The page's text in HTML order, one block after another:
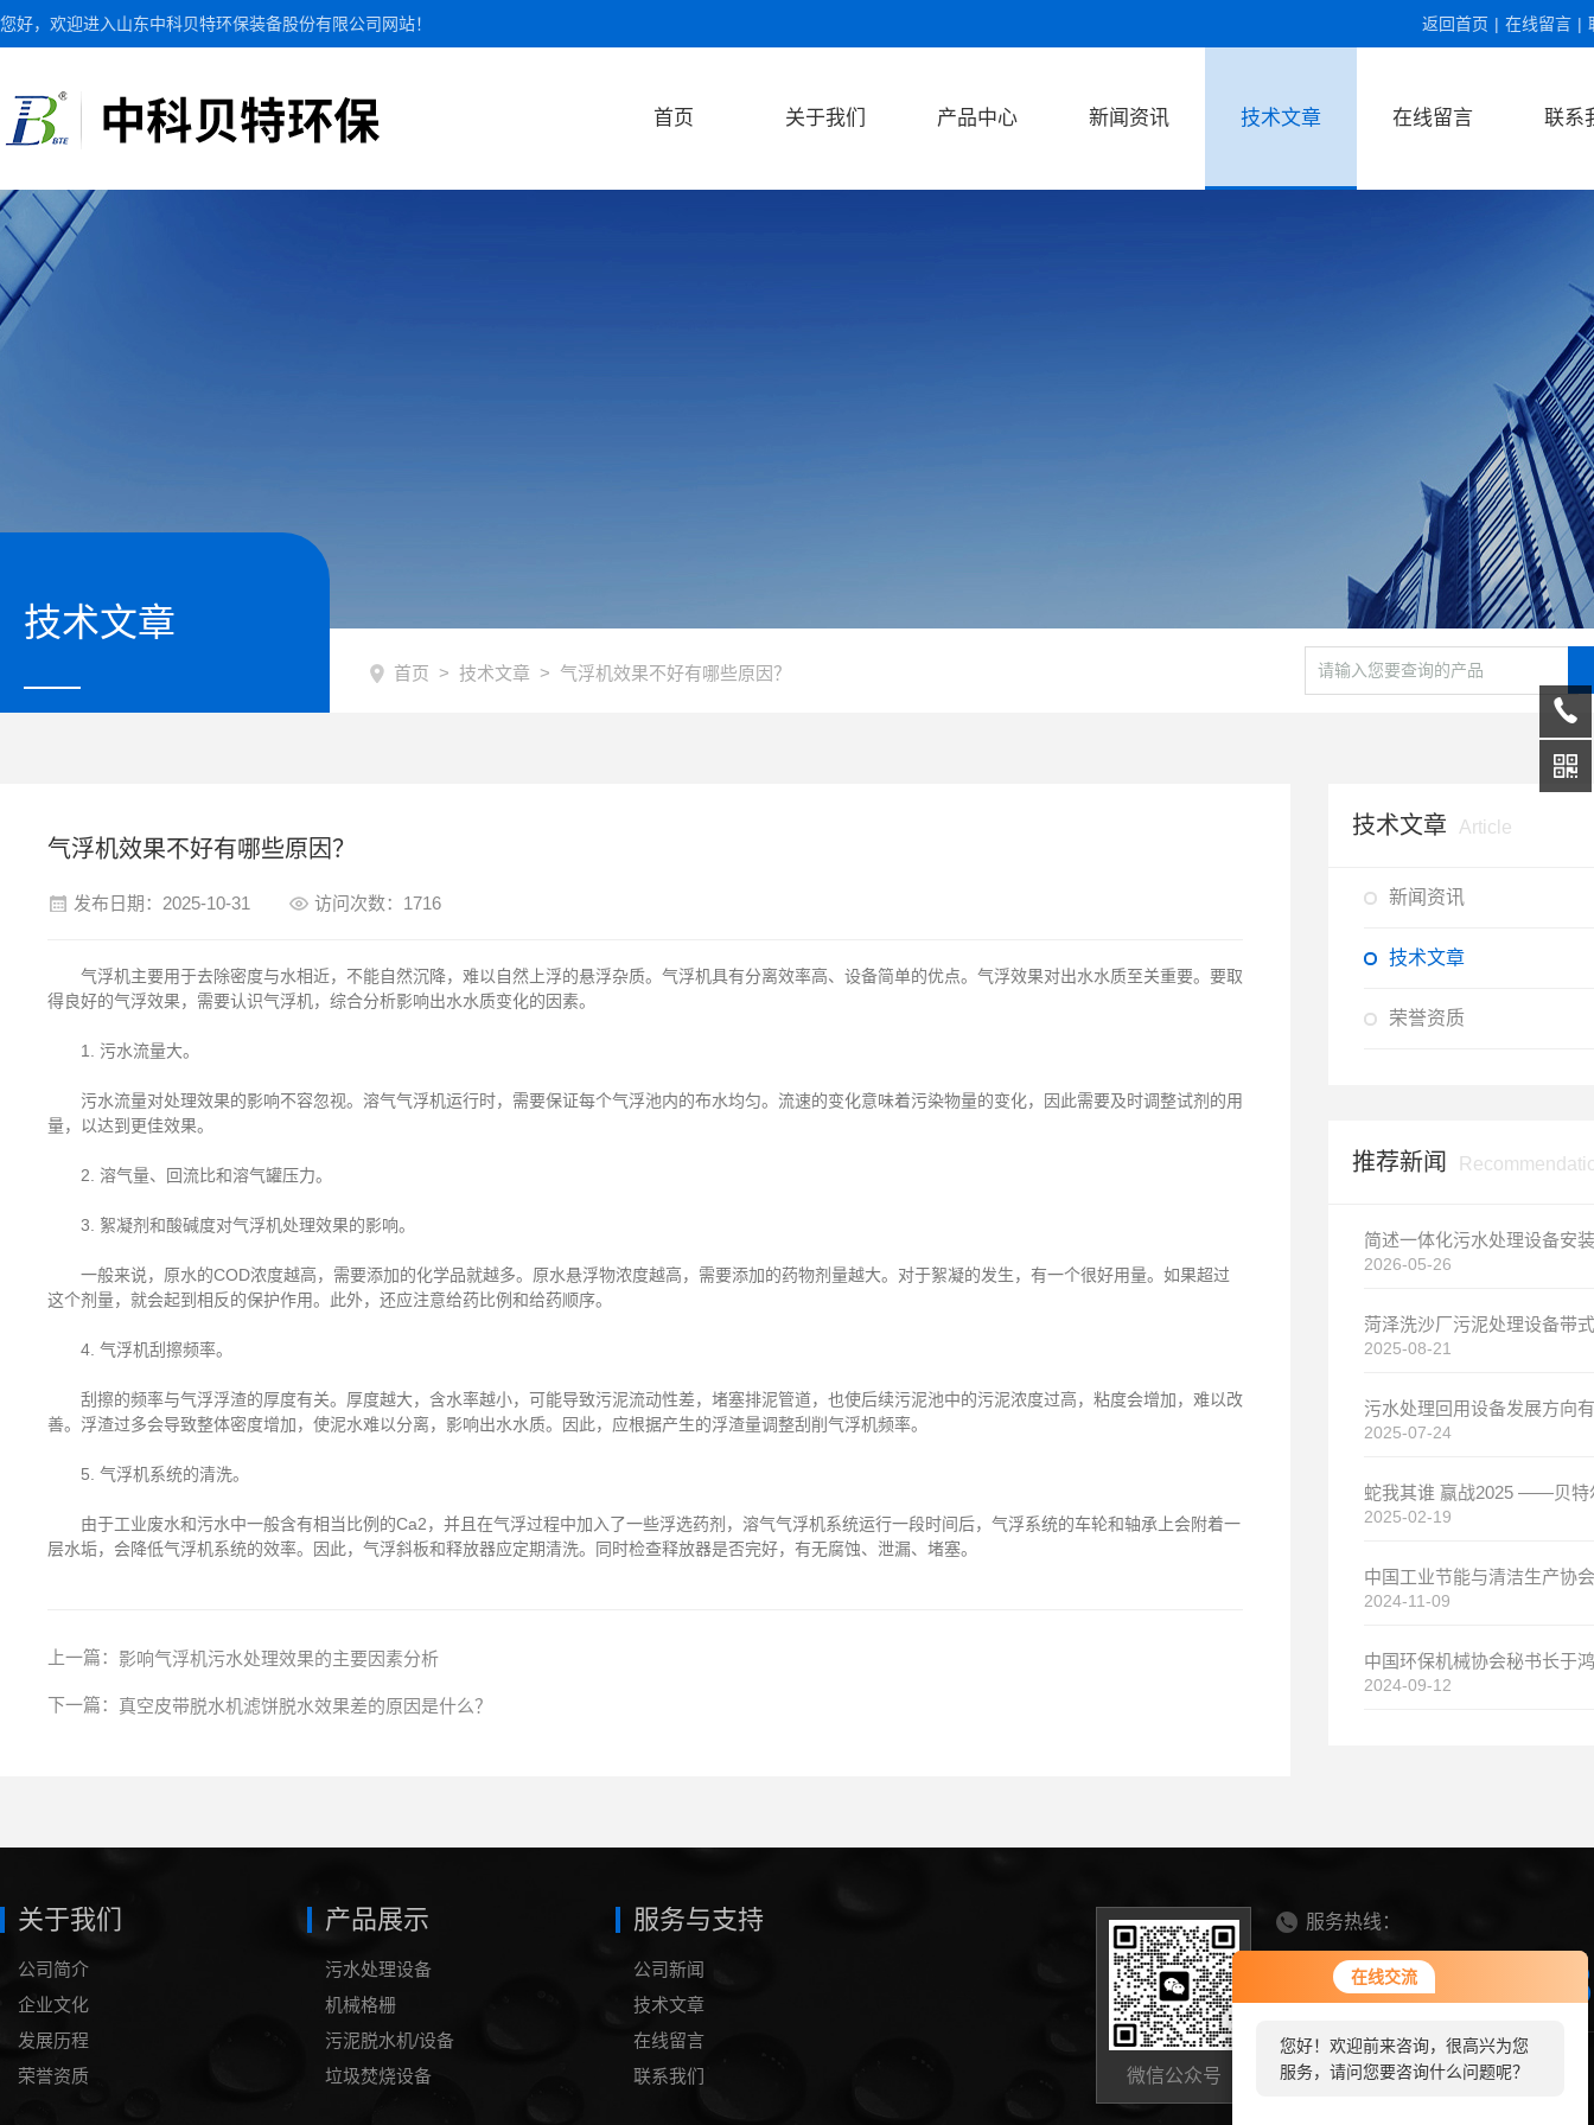
在线交流
您好！欢迎前来咨询，很高兴为您
服务，请问您要咨询什么问题呢？
在线交流
您好！欢迎前来咨询，很高兴为您
服务，请问您要咨询什么问题呢？
您好，欢迎进入山东中科贝特环保装备股份有限公司网站！ 返回首页 | 在线留言 |
首页 关于我们 产品中心 新闻资讯 技术文章 在线留言 联系
技术文章
首页 > 技术文章 > 气浮机效果不好有哪些原因？
气浮机效果不好有哪些原因？
发布日期：2025-10-31 访问次数：1716
气浮机主要用于去除密度与水相近，不能自然沉降，难以自然上浮的悬浮杂质。气浮机具有分离效率高、设备简单的优点。气浮效果对出水水质至关重要。要取
得良好的气浮效果，需要认识气浮机，综合分析影响出水水质变化的因素。
1. 污水流量大。
污水流量对处理效果的影响不容忽视。溶气气浮机运行时，需要保证每个气浮池内的布水均匀。流速的变化意味着污染物量的变化，因此需要及时调整试剂的用
量，以达到更佳效果。
2. 溶气量、回流比和溶气罐压力。
3. 絮凝剂和酸碱度对气浮机处理效果的影响。
一般来说，原水的COD浓度越高，需要添加的化学品就越多。原水悬浮物浓度越高，需要添加的药物剂量越大。对于絮凝的发生，有一个很好用量。如果超过
这个剂量，就会起到相反的保护作用。此外，还应注意给药比例和给药顺序。
4. 气浮机刮擦频率。
刮擦的频率与气浮浮渣的厚度有关。厚度越大，含水率越小，可能导致污泥流动性差，堵塞排泥管道，也使后续污泥池中的污泥浓度过高，粘度会增加，难以改
善。浮渣过多会导致整体密度增加，使泥水难以分离，影响出水水质。因此，应根据产生的浮渣量调整刮削气浮机频率。
5. 气浮机系统的清洗。
由于工业废水和污水中一般含有相当比例的Ca2，并且在气浮过程中加入了一些浮选药剂，溶气气浮机系统运行一段时间后，气浮系统的车轮和轴承上会附着一
层水垢，会降低气浮机系统的效率。因此，气浮斜板和释放器应定期清洗。同时检查释放器是否完好，有无腐蚀、泄漏、堵塞。
上一篇： 影响气浮机污水处理效果的主要因素分析
下一篇： 真空皮带脱水机滤饼脱水效果差的原因是什么？
技术文章 Article
新闻资讯
技术文章
荣誉资质
推荐新闻
2026-05-26
2025-08-21
2025-07-24
2025-02-19
2024-11-09
2024-09-12
关于我们
公司简介
企业文化
发展历程
荣誉资质
产品展示
污水处理设备
机械格栅
污泥脱水机/设备
垃圾焚烧设备
服务与支持
公司新闻
技术文章
在线留言
联系我们
微信公众号
服务热线：
0536-
山东省诸城市芦河大道8358号